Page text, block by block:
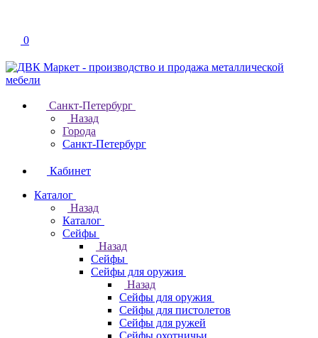
0
Санкт-Петербург
Назад
Города
Санкт-Петербург
Кабинет
Каталог
Назад
Каталог
Cейфы
Назад
Cейфы
Cейфы для оружия
Назад
Cейфы для оружия
Сейфы для пистолетов
Сейфы для ружей
Сейфы охотничьи